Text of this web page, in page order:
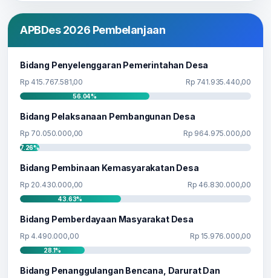
APBDes 2026 Pembelanjaan
Bidang Penyelenggaran Pemerintahan Desa
Rp 415.767.581,00 Rp 741.935.440,00
56.04%
Bidang Pelaksanaan Pembangunan Desa
Rp 70.050.000,00 Rp 964.975.000,00
7.26%
Bidang Pembinaan Kemasyarakatan Desa
Rp 20.430.000,00 Rp 46.830.000,00
43.63%
Bidang Pemberdayaan Masyarakat Desa
Rp 4.490.000,00 Rp 15.976.000,00
28.1%
Bidang Penanggulangan Bencana, Darurat Dan